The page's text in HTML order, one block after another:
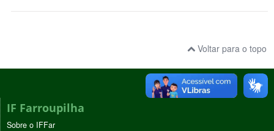
Voltar para o topo
IF Farroupilha
Sobre o IFFar